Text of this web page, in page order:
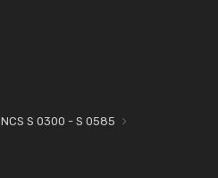
NCS S 0300 - S 0585